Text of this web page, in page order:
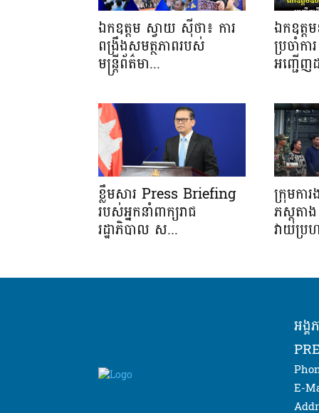
ឯកឧត្តម ស្វាយ ស៊ីថា៖ ការ
ពង្រឹងសមត្ថភាពរបស់
មន្ត្រីព័ត៌មា...
ឯកឧត្ត
ប្រចាំក
អញ្ជើញ
ខ្លឹមសារ Press Briefing
របស់អ្នកនាំពាក្យរាជ
រដ្ឋាភិបាល ស...
ក្រុមកា
ភស្តុតា
វាយប្រ
អង្
E-